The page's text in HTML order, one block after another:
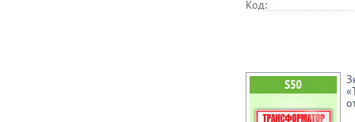
Код: